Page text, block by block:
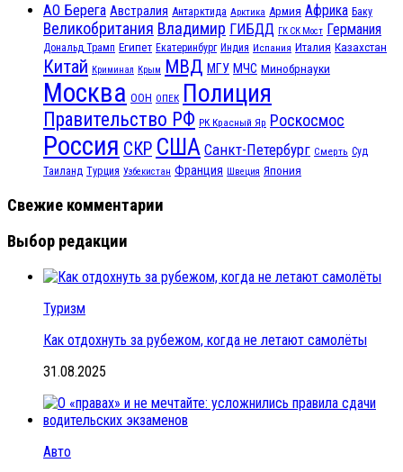
АО Берега Австралия Антарктида Арктика Армия Африка Баку
Великобритания Владимир ГИБДД ГК СК Мост Германия
Дональд Трамп Египет Екатеринбург Индия Испания Италия Казахстан
Китай Криминал Крым МВД МГУ МЧС Минобрнауки
Москва ООН ОПЕК Полиция
Правительство РФ РК Красный Яр Роскосмос
Россия СКР США Санкт-Петербург Смерть Суд
Таиланд Турция Узбекистан Франция Швеция Япония
Свежие комментарии
Выбор редакции
Туризм
Как отдохнуть за рубежом, когда не летают самолёты
31.08.2025
Авто